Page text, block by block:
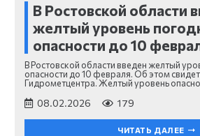
В Ростовской области
желтый уровень
опасности до 10
В Ростовской области введен желтый
опасности до 10 февраля. Об этом
Гидрометцентра. Желтый уровень
08.02.2026 179
ЧИТАТЬ ДАЛЕЕ